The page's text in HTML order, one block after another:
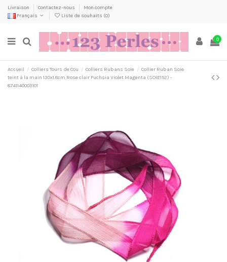
Livraison Contactez-nous
Mon compte
Français
Liste de souhaits (0)
0
Accueil Colliers Tours de Cou Colliers Rubans Soie
Collier Ruban Soie
teint à la main 130x1.8cm Rose clair Fuchsia Violet Magenta (SOIE152) -
8741140003101